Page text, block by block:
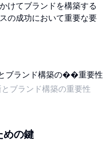
けてブランドを構築する
の成功において重要な要
ブランド構築の重要性
めの鍵